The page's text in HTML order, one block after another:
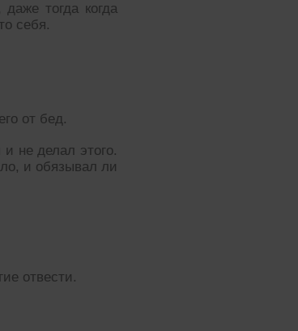
тогда когда
себя.
от бед.
не делал этого.
и обязывал ли
отвести.